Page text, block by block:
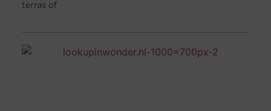
terras of